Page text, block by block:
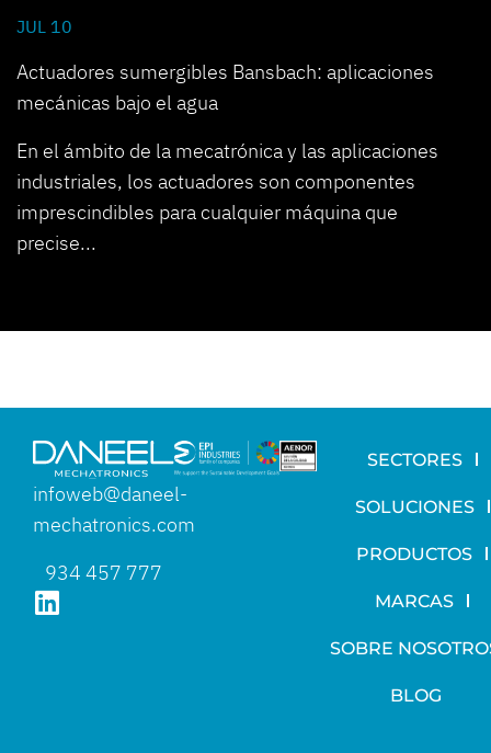
JUL 10
Actuadores sumergibles Bansbach: aplicaciones
mecánicas bajo el agua
En el ámbito de la mecatrónica y las aplicaciones
industriales, los actuadores son componentes
imprescindibles para cualquier máquina que
precise...
infoweb@daneel-
mechatronics.com
934 457 777
SECTORES
SOLUCIONES
PRODUCTOS
MARCAS
SOBRE
BLOG